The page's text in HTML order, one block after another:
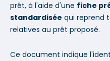
prêt, à l'aide d'une fiche
standardisée qui reprend
relatives au prêt proposé.
Ce document indique